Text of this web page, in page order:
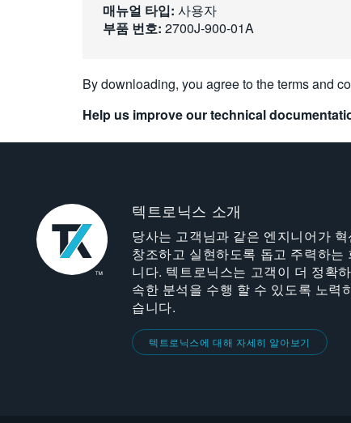
매뉴얼 타입: 사용자
부품 번호: 2700J-900-01A
By downloading, you agree to the terms and
Help us improve our technical
텍트로닉스 소개
당사는 고객님과 같은 엔지니어가 혁
창조하고 실현하도록 돕고 주력하는
니다. 텍트로닉스는 고객이 더 정확
속한 분석을 수행 할 수 있도록 노력
습니다.
텍트로닉스에 대해 자세히 알아보기